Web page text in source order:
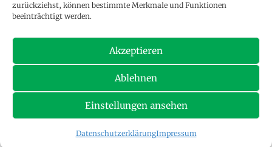
zurückziehst, können bestimmte Merkmale und Funktionen
beeinträchtigt werden.
Akzeptieren
Ablehnen
Einstellungen ansehen
DatenschutzerklärungImpressum
Copyright © 2026SV Falke Sohren e.V.. Alle Rechte vorbehalten.
Radiatevon ThemeGrill. Präsentiert von